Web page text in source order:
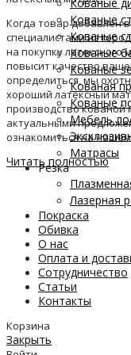
Когда товар добавлен
специалистами из
на покупку
повысит качество
определиться, мы
хороший латексный
производство
актуальными
ознакомиться на
Читать полностью
Кованые
Кованые
Кованые
Кованые
Кованая
Кованые
Мебель
Матрасы
Резка
Лазерная
Покраска
Обивка
О нас
Оплата и
Сотрудничество
Статьи
Контакты
Корзина
Закрыть